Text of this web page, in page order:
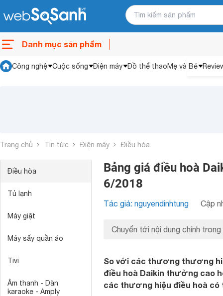
Danh mục sản phẩm
Công nghệ Cuộc sống Điện máy Đồ thể thaoMẹ và Bé
Trang chủ Tin tức Điện máy Điều hòa
Điều hòa
Tủ lạnh
Máy giặt
Máy sấy quần áo
Tivi
Âm thanh - Dàn
karaoke - Amply
Bảng giá điều hoà
6/2018
Tác giả: nguyendinhtung Cập
Chuyển tới nội dung chính trong
So với các thương thương
điều hoà Daikin thường cao
các thương hiệu điều hoà có